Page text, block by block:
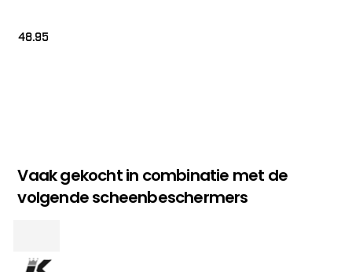
48.95
Vaak gekocht in combinatie met de
volgende scheenbeschermers